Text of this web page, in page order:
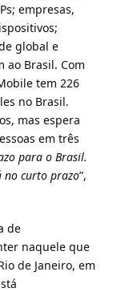
empresas,
global e
ao Brasil. Com
tem 226
no Brasil.
mas espera
em três
para o Brasil.
no curto prazo”,
de
naquele que
de Janeiro, em